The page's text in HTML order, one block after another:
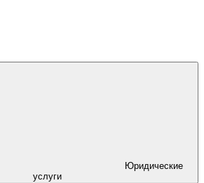
услуги